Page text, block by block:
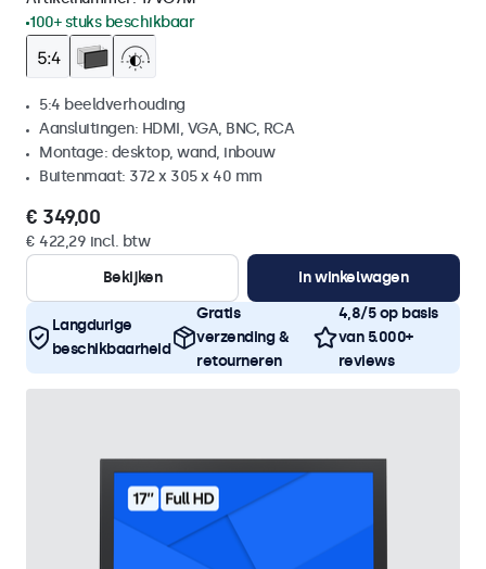
100+ stuks beschikbaar
5:4 beeldverhouding
Aansluitingen: HDMI, VGA, BNC, RCA
Montage: desktop, wand, inbouw
Buitenmaat: 372 x 305 x 40 mm
€ 349,00
€ 422,29 incl. btw
Bekijken
In winkelwagen
Langdurige
beschikbaarheid
Gratis
verzending &
retourneren
4,8/5 op basis
van 5.000+
reviews